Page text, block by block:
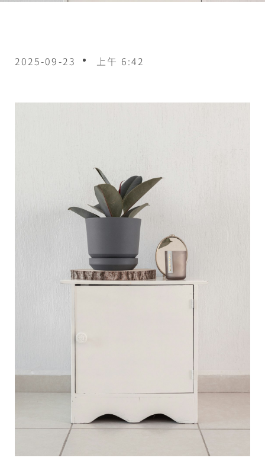
2025-09-23 上午 6:42